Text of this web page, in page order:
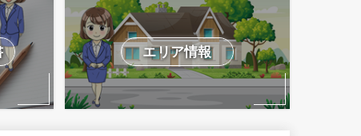
エリア情報